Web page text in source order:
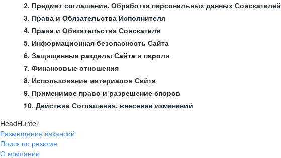
2. Предмет соглашения. Обработка персональных данных Соискателей
3. Права и Обязательства Исполнителя
4. Права и Обязательства Соискателя
5. Информационная безопасность Сайта
6. Защищенные разделы Сайта и пароли
7. Финансовые отношения
8. Использование материалов Сайта
9. Применимое право и разрешение споров
10. Действие Соглашения, внесение изменений
HeadHunter
Размещение вакансий
Поиск по резюме
О компании